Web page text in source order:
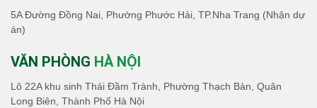
5A Đường Đồng Nai, Phường Phước Hải, TP.Nha Trang (Nhận dự
án)
VĂN PHÒNG HÀ NỘI
Lô 22A khu sinh Thái Đầm Trành, Phường Thạch Bàn, Quân
Long Biên, Thành Phố Hà Nội